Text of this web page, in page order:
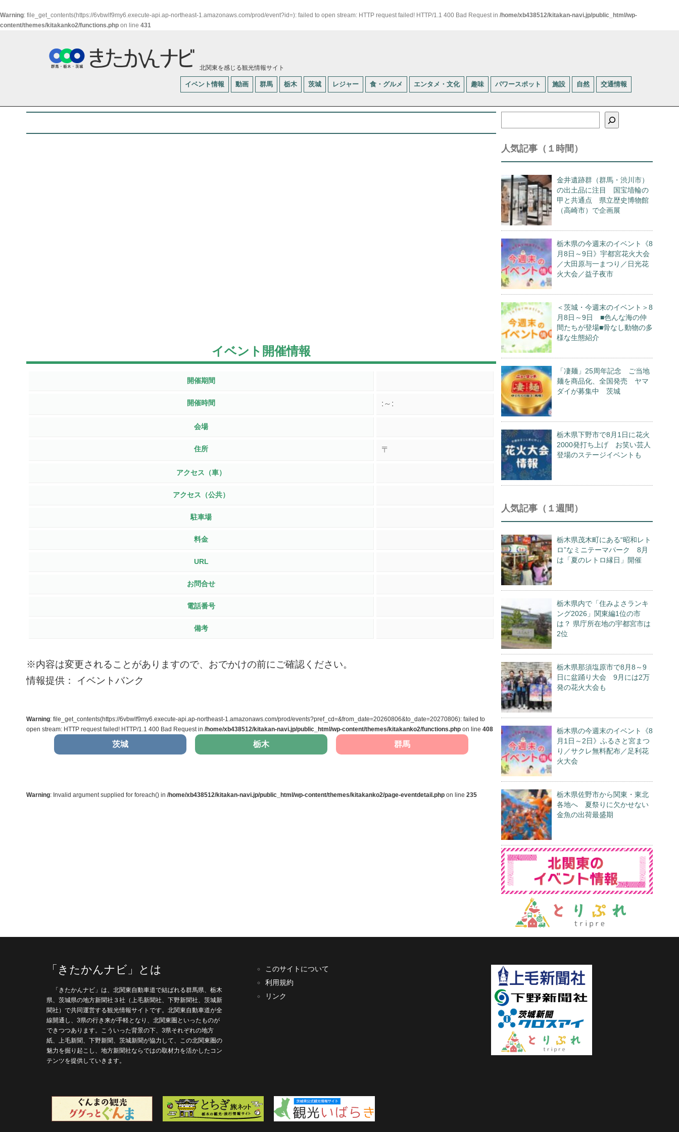
Warning: file_get_contents(https://6vbwlf9my6.execute-api.ap-northeast-1.amazonaws.com/prod/event?id=): failed to open stream: HTTP request failed! HTTP/1.1 400 Bad Request in /home/xb438512/kitakan-navi.jp/public_html/wp-
content/themes/kitakanko2/functions.php on line 431
北関東を感じる観光情報サイト
イベント情報 動画 群馬 栃木 茨城 レジャー 食・グルメ エンタメ・文化 趣味 パワースポット 施設 自然 交通情報
イベント開催情報
開催期間
開催時間 :～:
会場
住所 〒
アクセス（車）
アクセス（公共）
駐車場
料金
URL
お問合せ
電話番号
備考
※内容は変更されることがありますので、おでかけの前にご確認ください。
情報提供： イベントバンク
Warning: file_get_contents(https://6vbwlf9my6.execute-api.ap-northeast-1.amazonaws.com/prod/events?pref_cd=&from_date=20260806&to_date=20270806): failed to
open stream: HTTP request failed! HTTP/1.1 400 Bad Request in /home/xb438512/kitakan-navi.jp/public_html/wp-content/themes/kitakanko2/functions.php on line 408
茨城 栃木 群馬
Warning: Invalid argument supplied for foreach() in /home/xb438512/kitakan-navi.jp/public_html/wp-content/themes/kitakanko2/page-eventdetail.php on line 235
索
人気記事（１時間）
金井遺跡群（群馬・渋川市）
の出土品に注目 国宝埴輪の
甲と共通点 県立歴史博物館
（高崎市）で企画展
栃木県の今週末のイベント《8
月8日～9日》宇都宮花火大会
／大田原与一まつり／日光花
火大会／益子夜市
＜茨城・今週末のイベント＞8
月8日～9日 ■色んな海の仲
間たちが登場■骨なし動物の多
様な生態紹介
「凄麺」25周年記念 ご当地
麺を商品化、全国発売 ヤマ
ダイが募集中 茨城
栃木県下野市で8月1日に花火
2000発打ち上げ お笑い芸人
登場のステージイベントも
人気記事（１週間）
栃木県茂木町にある“昭和レト
ロ”なミニテーマパーク 8月
は「夏のレトロ縁日」開催
栃木県内で「住みよさランキ
ング2026」関東編1位の市
は？ 県庁所在地の宇都宮市は
2位
栃木県那須塩原市で8月8～9
日に盆踊り大会 9月には2万
発の花火大会も
栃木県の今週末のイベント《8
月1日～2日》ふるさと宮まつ
り／サクレ無料配布／足利花
火大会
栃木県佐野市から関東・東北
各地へ 夏祭りに欠かせない
金魚の出荷最盛期
「きたかんナビ」とは
「きたかんナビ」は、北関東自動車道で結ばれる群馬県、栃木
県、茨城県の地方新聞社３社（上毛新聞社、下野新聞社、茨城新
聞社）で共同運営する観光情報サイトです。北関東自動車道が全
線開通し、3県の行き来が手軽となり、北関東圏といったものが
できつつあります。こういった背景の下、3県それぞれの地方
紙、上毛新聞、下野新聞、茨城新聞が協力して、この北関東圏の
魅力を掘り起こし、地方新聞社ならではの取材力を活かしたコン
テンツを提供していきます。
このサイトについて
利用規約
リンク